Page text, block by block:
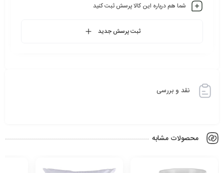
شما هم درباره این کالا پرسش ثبت کنید
ثبت پرسش جدید
نقد و بررسی
محصولات مشابه